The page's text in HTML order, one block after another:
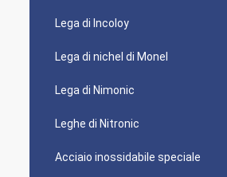
Lega di Incoloy
Lega di nichel di Monel
Lega di Nimonic
Leghe di Nitronic
Acciaio inossidabile speciale